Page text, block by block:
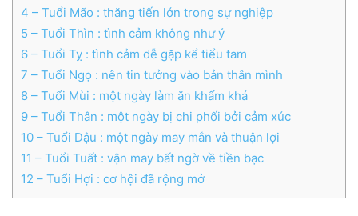
4 – Tuổi Mão : thăng tiến lớn trong sự nghiệp
5 – Tuổi Thìn : tình cảm không như ý
6 – Tuổi Tỵ : tình cảm dễ gặp kể tiểu tam
7 – Tuổi Ngọ : nên tin tưởng vào bản thân mình
8 – Tuổi Mùi : một ngày làm ăn khấm khá
9 – Tuổi Thân : một ngày bị chi phối bởi cảm xúc
10 – Tuổi Dậu : một ngày may mắn và thuận lợi
11 – Tuổi Tuất : vận may bất ngờ về tiền bạc
12 – Tuổi Hợi : cơ hội đã rộng mở